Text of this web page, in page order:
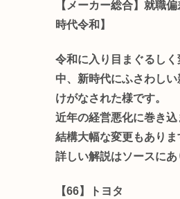
【メーカー総合】就職
時代令和】
令和に入り目まぐるし
中、新時代にふさわし
けがなされた様です。
近年の経営悪化に巻き込
結構大幅な変更もありま
詳しい解説はソースにあ
【66】トヨタ